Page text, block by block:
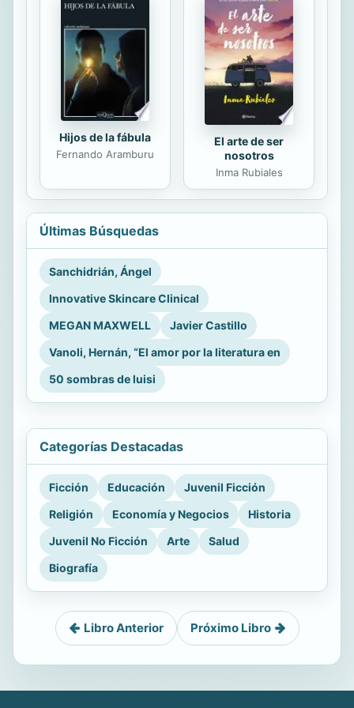
Hijos de la fábula
Fernando Aramburu
El arte de ser
nosotros
Inma Rubiales
Últimas Búsquedas
Sanchidrián, Ángel
Innovative Skincare Clinical
MEGAN MAXWELL
Javier Castillo
Vanoli, Hernán, “El amor por la literatura en
50 sombras de luisi
Categorías Destacadas
Ficción Educación
Juvenil Ficción
Religión
Economía y Negocios
Historia
Juvenil No Ficción
Arte
Salud
Biografía
Libro Anterior Próximo Libro